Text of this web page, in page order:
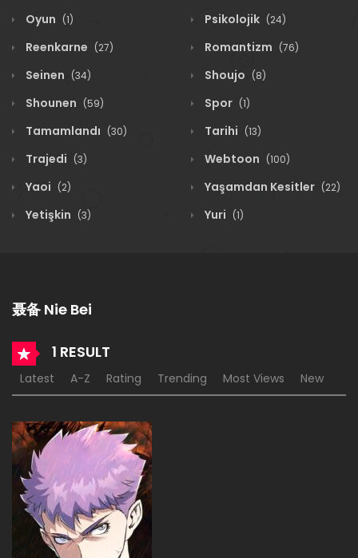
Oyun (1) Psikolojik (24)
Reenkarne (27) Romantizm (76)
Seinen (34) Shoujo (8)
Shounen (59) Spor (1)
Tamamlandı (30) Tarihi (13)
Trajedi (3) Webtoon (100)
Yaoi (2) Yaşamdan Kesitler (22)
Yetişkin (3) Yuri (1)
聂备 Nie Bei
1 RESULT
Latest A-Z Rating Trending Most Views New